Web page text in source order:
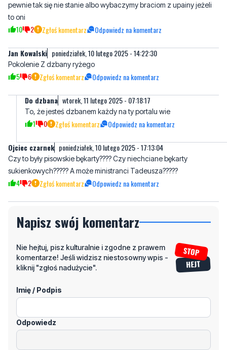
pewnie tak się nie stanie albo wybaczymy braciom z upainy jeżeli
to oni
10 2 Zgłoś komentarz Odpowiedz na komentarz
Jan Kowalski poniedziałek, 10 lutego 2025 - 14:22:30
Pokolenie Z dzbany ryżego
5 6 Zgłoś komentarz Odpowiedz na komentarz
Do dzbana wtorek, 11 lutego 2025 - 07:18:17
To, że jesteś dzbanem każdy na ty portalu wie
1 0 Zgłoś komentarz Odpowiedz na komentarz
Ojciec czarnek poniedziałek, 10 lutego 2025 - 17:13:04
Czy to były pisowskie bękarty???? Czy niechciane bękarty
sukienkowych????? A może ministranci Tadeusza?????
4 2 Zgłoś komentarz Odpowiedz na komentarz
Napisz swój komentarz
Nie hejtuj, pisz kulturalnie i zgodne z prawem
komentarze! Jeśli widzisz niestosowny wpis -
kliknij "zgłoś nadużycie".
Imię / Podpis
Odpowiedz